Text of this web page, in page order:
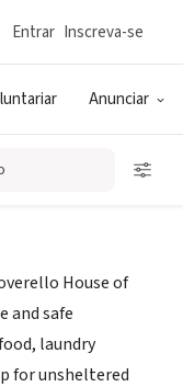
Anunciar
Entrar Inscreva-se
House of
and safe
laundry
for unsheltered